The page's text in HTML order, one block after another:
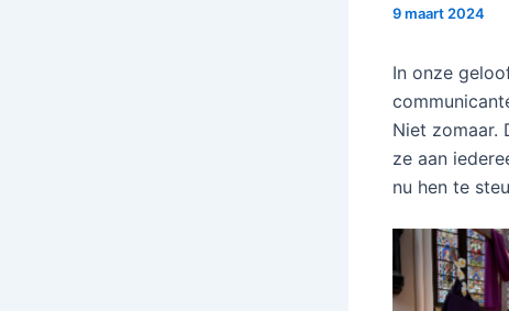
9 maart 2024
In onze
Niet zomaar.
ze aan
nu hen te